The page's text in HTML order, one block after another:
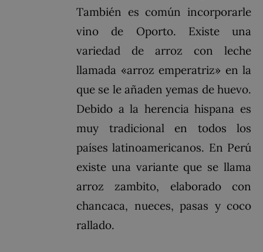
También es común incorporarle
vino de Oporto. Existe una
variedad de arroz con leche
llamada «arroz emperatriz» en la
que se le añaden yemas de huevo.
Debido a la herencia hispana es
muy tradicional en todos los
países latinoamericanos. En Perú
existe una variante que se llama
arroz zambito, elaborado con
chancaca, nueces, pasas y coco
rallado.